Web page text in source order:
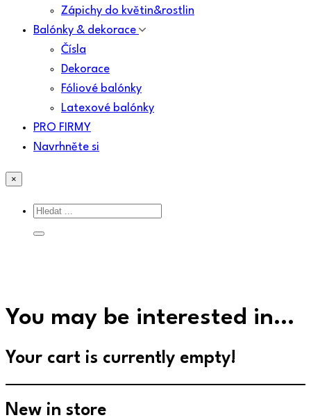
Zápichy do květin&rostlin
Balónky & dekorace
Čísla
Dekorace
Fóliové balónky
Latexové balónky
PRO FIRMY
Navrhněte si
×
You may be interested in…
Your cart is currently empty!
New in store